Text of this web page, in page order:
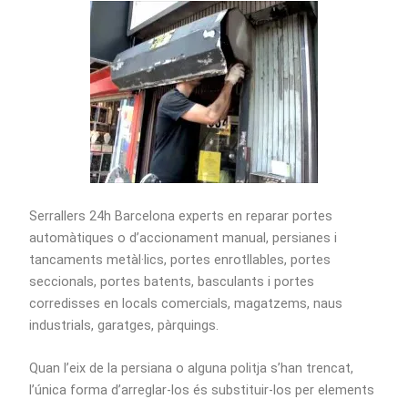
Serrallers 24h Barcelona experts en reparar portes
automàtiques o d’accionament manual, persianes i
tancaments metàl·lics, portes enrotllables, portes
seccionals, portes batents, basculants i portes
corredisses en locals comercials, magatzems, naus
industrials, garatges, pàrquings.
Quan l’eix de la persiana o alguna politja s’han trencat,
l’única forma d’arreglar-los és substituir-los per elements